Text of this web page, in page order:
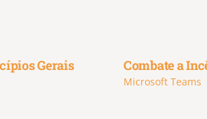
Gerais Combate a
Microsoft Teams